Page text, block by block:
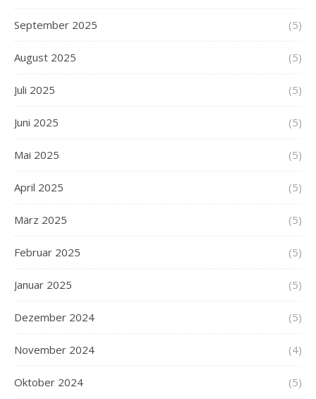
September 2025 (5)
August 2025 (5)
Juli 2025 (5)
Juni 2025 (5)
Mai 2025 (5)
April 2025 (5)
März 2025 (5)
Februar 2025 (5)
Januar 2025 (5)
Dezember 2024 (5)
November 2024 (4)
Oktober 2024 (5)